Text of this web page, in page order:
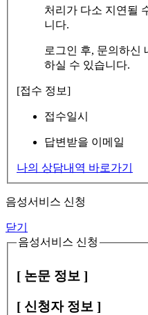
처리가 다소 지연될
니다.
로그인 후, 문의하신
하실 수 있습니다.
[접수 정보]
접수일시
답변받을 이메일
나의 상담내역 바로가기
음성서비스 신청
닫기
음성서비스 신청
[ 논문 정보 ]
[ 신청자 정보 ]